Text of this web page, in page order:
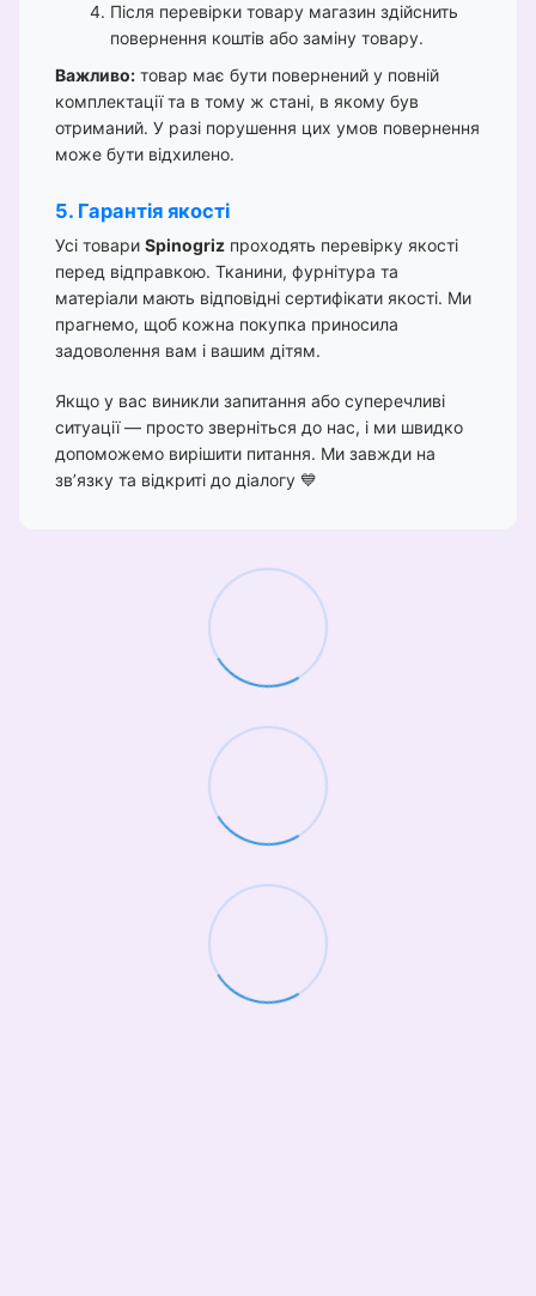
Після перевірки товару магазин здійснить
повернення коштів або заміну товару.
Важливо: товар має бути повернений у повній
комплектації та в тому ж стані, в якому був
отриманий. У разі порушення цих умов повернення
може бути відхилено.
5. Гарантія якості
Усі товари Spinogriz проходять перевірку якості
перед відправкою. Тканини, фурнітура та
матеріали мають відповідні сертифікати якості. Ми
прагнемо, щоб кожна покупка приносила
задоволення вам і вашим дітям.
Якщо у вас виникли запитання або суперечливі
ситуації — просто зверніться до нас, і ми швидко
допоможемо вирішити питання. Ми завжди на
зв’язку та відкриті до діалогу 💙